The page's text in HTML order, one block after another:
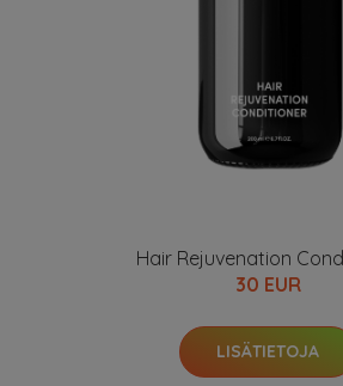
Hair Rejuvenation
30 EUR
LISÄTIETOJA